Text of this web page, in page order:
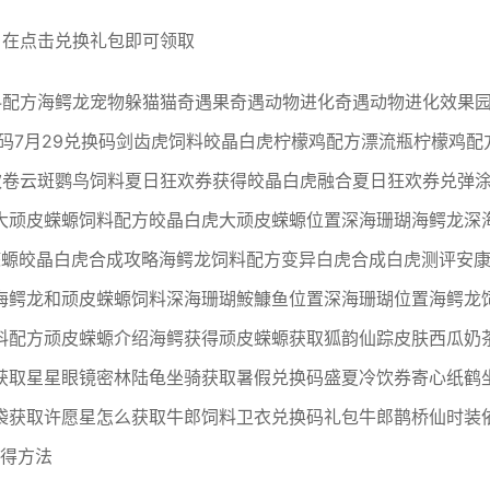
点击兑换礼包即可领取
方海鳄龙宠物躲猫猫奇遇果奇遇动物进化奇遇动物进化效果
月29兑换码剑齿虎饲料皎晶白虎柠檬鸡配方漂流瓶柠檬鸡配
云斑鹦鸟饲料夏日狂欢券获得皎晶白虎融合夏日狂欢券兑弹
皮蝾螈饲料配方皎晶白虎大顽皮蝾螈位置深海珊瑚海鳄龙深
皎晶白虎合成攻略海鳄龙饲料配方变异白虎合成白虎测评安康
龙和顽皮蝾螈饲料深海珊瑚鮟鱇鱼位置深海珊瑚位置海鳄龙
方顽皮蝾螈介绍海鳄获得顽皮蝾螈获取狐韵仙踪皮肤西瓜奶
星星眼镜密林陆龟坐骑获取暑假兑换码盛夏冷饮券寄心纸鹤
取许愿星怎么获取牛郎饲料卫衣兑换码礼包牛郎鹊桥仙时装
方法